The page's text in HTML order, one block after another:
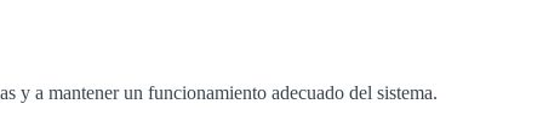
y a mantener un funcionamiento adecuado del sistema.